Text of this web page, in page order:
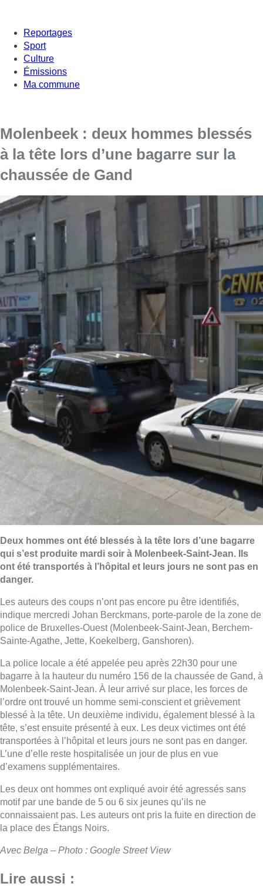
Reportages
Sport
Culture
Émissions
Ma commune
Molenbeek : deux hommes blessés
à la tête lors d’une bagarre sur la
chaussée de Gand
Deux hommes ont été blessés à la tête lors d’une bagarre
qui s’est produite mardi soir à Molenbeek-Saint-Jean. Ils
ont été transportés à l’hôpital et leurs jours ne sont pas en
danger.
Les auteurs des coups n’ont pas encore pu être identifiés,
indique mercredi Johan Berckmans, porte-parole de la zone de
police de Bruxelles-Ouest (Molenbeek-Saint-Jean, Berchem-
Sainte-Agathe, Jette, Koekelberg, Ganshoren).
La police locale a été appelée peu après 22h30 pour une
bagarre à la hauteur du numéro 156 de la chaussée de Gand, à
Molenbeek-Saint-Jean. À leur arrivé sur place, les forces de
l’ordre ont trouvé un homme semi-conscient et grièvement
blessé à la tête. Un deuxième individu, également blessé à la
tête, s’est ensuite présenté à eux. Les deux victimes ont été
transportées à l’hôpital et leurs jours ne sont pas en danger.
L’une d’elle reste hospitalisée un jour de plus en vue
d’examens supplémentaires.
Les deux ont hommes ont expliqué avoir été agressés sans
motif par une bande de 5 ou 6 six jeunes qu’ils ne
connaissaient pas. Les auteurs ont pris la fuite en direction de
la place des Étangs Noirs.
Avec Belga – Photo : Google Street View
Lire aussi :